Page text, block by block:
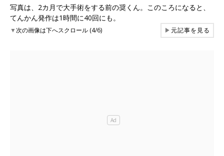
写真は、2カ月で大手術をする前の奨くん。このころになると、
てんかん発作は1時間に40回にも。
▼次の画像は下へスクロール (4/6) ▶元記事を見る